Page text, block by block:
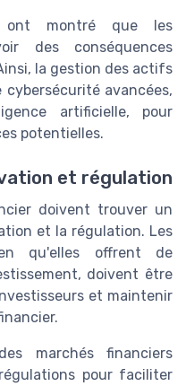
ont montré que les
des conséquences
la gestion des actifs
avancées,
artificielle, pour
potentielles.
et régulation
doivent trouver un
et la régulation. Les
qu'elles offrent de
doivent être
et maintenir
marchés financiers
pour faciliter